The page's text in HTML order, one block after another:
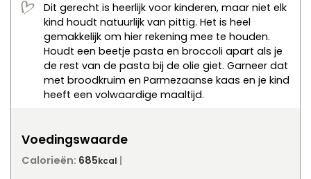
Dit gerecht is heerlijk voor kinderen, maar niet elk
kind houdt natuurlijk van pittig. Het is heel
gemakkelijk om hier rekening mee te houden.
Houdt een beetje pasta en broccoli apart als je
de rest van de pasta bij de olie giet. Garneer dat
met broodkruim en Parmezaanse kaas en je kind
heeft een volwaardige maaltijd.
Voedingswaarde
Calorieën: 685kcal